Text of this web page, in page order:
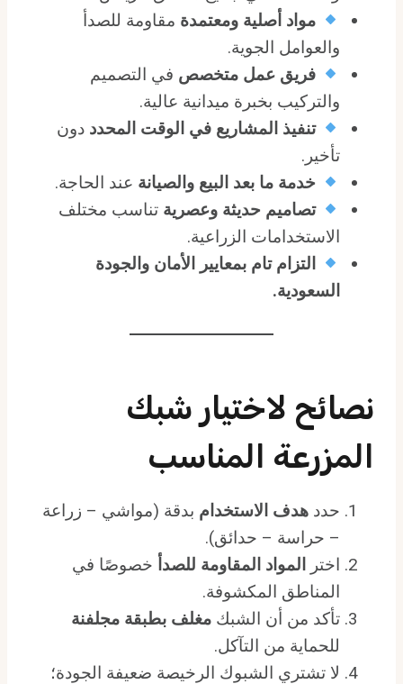
مواد أصلية ومعتمدة مقاومة للصدأ
والعوامل الجوية.
فريق عمل متخصص في التصميم
والتركيب بخبرة ميدانية عالية.
تنفيذ المشاريع في الوقت المحدد دون
تأخير.
خدمة ما بعد البيع والصيانة عند الحاجة.
تصاميم حديثة وعصرية تناسب مختلف
الاستخدامات الزراعية.
التزام تام بمعايير الأمان والجودة
السعودية.
نصائح لاختيار شبك
المزرعة المناسب
حدد هدف الاستخدام بدقة (مواشي – زراعة
– حراسة – حدائق).
اختر
المواد المقاومة للصدأ خصوصًا في
المناطق المكشوفة.
تأكد من أن الشبك مغلف بطبقة مجلفنة
للحماية من التآكل.
لا تشتري الشبوك الرخيصة ضعيفة الجودة؛